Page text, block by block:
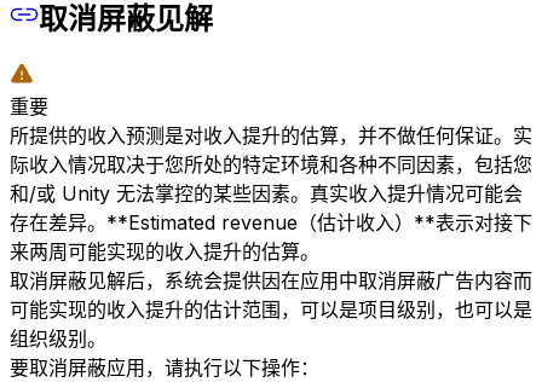
取消屏蔽见解
重要
所提供的收入预测是对收入提升的估算，并不做任何保证。实
际收入情况取决于您所处的特定环境和各种不同因素，包括您
和/或 Unity 无法掌控的某些因素。真实收入提升情况可能会
存在差异。**Estimated revenue（估计收入）**表示对接下
来两周可能实现的收入提升的估算。
取消屏蔽见解后，系统会提供因在应用中取消屏蔽广告内容而
可能实现的收入提升的估计范围，可以是项目级别，也可以是
组织级别。
要取消屏蔽应用，请执行以下操作：